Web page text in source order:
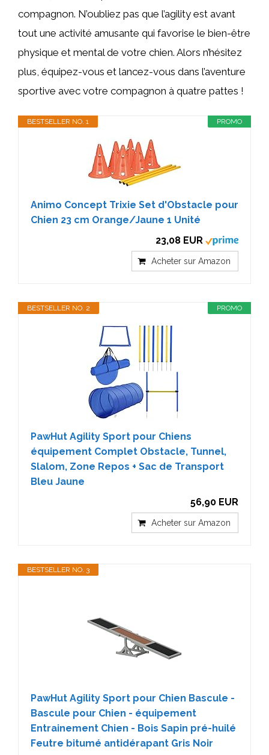
compagnon. N’oubliez pas que l’agility est avant
tout une activité amusante qui favorise le bien-être
physique et mental de votre chien. Alors n’hésitez
plus, équipez-vous et lancez-vous dans l’aventure
sportive avec votre compagnon à quatre pattes !
PROMO
BESTSELLER NO. 1
Animo Concept Trixie Set d'Obstacle pour
Chien 23 cm Orange/Jaune 1 Unité
23,08 EUR
Acheter sur Amazon
PROMO
BESTSELLER NO. 2
PawHut Agility Sport pour Chiens
équipement Complet Obstacle, Tunnel,
Slalom, Zone Repos + Sac de Transport
Bleu Jaune
56,90 EUR
Acheter sur Amazon
BESTSELLER NO. 3
PawHut Agility Sport pour Chien Bascule -
Bascule pour Chien - équipement
Entrainement Chien - Bois Sapin pré-huilé
Feutre bitumé antidérapant Gris Noir